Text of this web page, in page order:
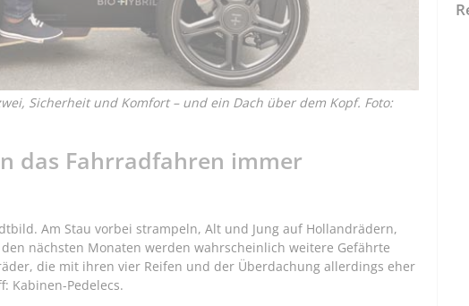
Sicherheit und Komfort – und ein Dach über dem Kopf. Foto:
das Fahrradfahren immer
Am Stau vorbei strampeln, Alt und Jung auf Hollandrädern,
nächsten Monaten werden wahrscheinlich weitere Gefährte
die mit ihren vier Reifen und der Überdachung allerdings eher
Kabinen-Pedelecs.